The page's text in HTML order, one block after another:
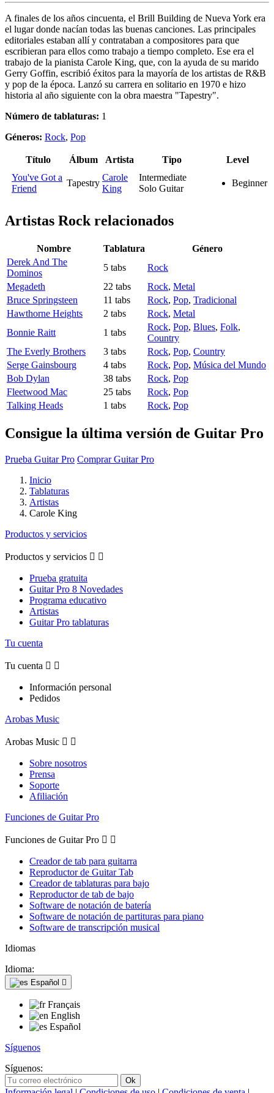
A finales de los años cincuenta, el Brill Building de Nueva York era
el lugar donde nacían todas las buenas canciones. Las principales
editoriales estaban allí y contrataban a compositores para que
escribieran para ellos como trabajo a tiempo completo. Ese era el
trabajo de la pianista Carole King, que, con la ayuda de su marido
Gerry Goffin, escribió éxitos para la mayoría de los artistas de R&B
y pop de la época. Lanzó su carrera en solitario en 1970 e hizo
historia al año siguiente con la obra maestra "Tapestry".
Número de tablaturas: 1
Géneros: Rock, Pop
Título Álbum Artista Tipo
Level
You've Got a
Friend
Tapestry
Carole
King
Intermediate
Solo Guitar
Beginner
Artistas Rockrelacionados
Nombre Tablatura
Género
Derek And The
Dominos
5 tabs
Rock
Megadeth
22 tabs Rock, Metal
Bruce Springsteen
11 tabs Rock, Pop, Tradicional
Hawthorne Heights
2 tabs Rock, Metal
Bonnie Raitt
1 tabs
Rock, Pop, Blues, Folk,
Country
The Everly Brothers
3 tabs Rock, Pop, Country
Serge Gainsbourg
4 tabs Rock, Pop, Música del Mundo
Bob Dylan
38 tabs Rock, Pop
Fleetwood Mac
25 tabs Rock, Pop
Talking Heads
1 tabs Rock, Pop
Consigue la última versión de Guitar Pro
Prueba Guitar Pro Comprar Guitar Pro
Inicio
Tablaturas
Artistas
Carole King
Productos y servicios
Productos y servicios  
Prueba gratuita
Guitar Pro 8 Novedades
Programa educativo
Artistas
Guitar Pro tablaturas
Tu cuenta
Tu cuenta  
Información personal
Pedidos
Arobas Music
Arobas Music  
Sobre nosotros
Prensa
Soporte
Afiliación
Funciones de Guitar Pro
Funciones de Guitar Pro  
Creador de tab para guitarra
Reproductor de Guitar Tab
Creador de tablaturas para bajo
Reproductor de tab de bajo
Software de notación de batería
Software de notación de partituras para piano
Software de transcripción musical
Idiomas
Idioma:
Español 
Français
English
Español
Síguenos
Síguenos: